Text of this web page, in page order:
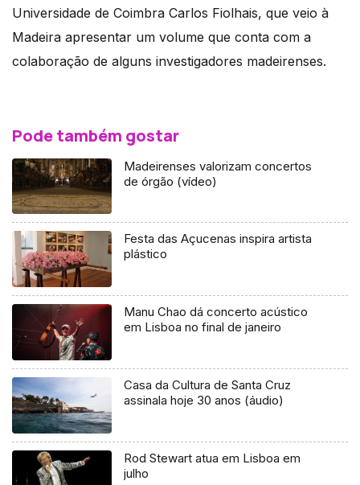
Universidade de Coimbra Carlos Fiolhais, que veio à
Madeira apresentar um volume que conta com a
colaboração de alguns investigadores madeirenses.
Pode também gostar
Madeirenses valorizam concertos
de órgão (vídeo)
Festa das Açucenas inspira artista
plástico
Manu Chao dá concerto acústico
em Lisboa no final de janeiro
Casa da Cultura de Santa Cruz
assinala hoje 30 anos (áudio)
Rod Stewart atua em Lisboa em
julho